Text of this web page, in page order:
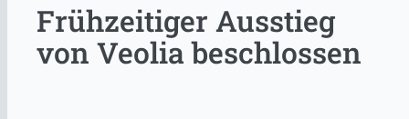
Frühzeitiger Ausstieg
von Veolia beschlossen